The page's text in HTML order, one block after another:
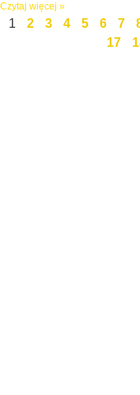
Czytaj więcej »
1 2 3 4 5 6 7
17